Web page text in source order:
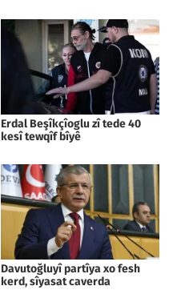
Erdal Beşîkçîoglu zî tede 40
kesî tewqîf bîyê
Davutoğluyî partîya xo fesh
kerd, sîyasat caverda